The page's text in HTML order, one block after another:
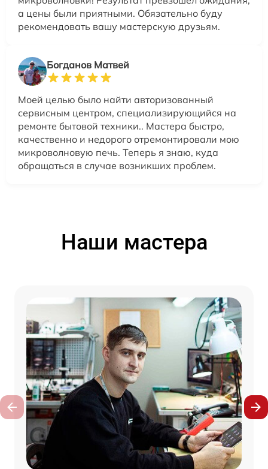
а цены были приятными. Обязательно буду
рекомендовать вашу мастерскую друзьям.
Богданов Матвей
Моей целью было найти авторизованный
сервисным центром, специализирующийся на
ремонте бытовой техники.. Мастера быстро,
качественно и недорого отремонтировали мою
микроволновую печь. Теперь я знаю, куда
обращаться в случае возникших проблем.
Наши мастера